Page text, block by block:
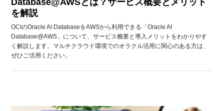
Database@AWSとは？サービス概要とメリット
を解説
OCIのOracle AI DatabaseをAWSから利用できる「Oracle AI
Database@AWS」について、サービス概要と導入メリットをわかりやす
く解説します。マルチクラウド環境でのオラクル活用に関心のある方は、
ぜひご活用ください。